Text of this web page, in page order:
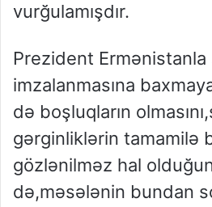
vurğulamışdır.
Prezident Ermənistanla
imzalanmasına
də boşluqların
gərginliklərin tamamilə
gözlənilməz hal
də,məsələnin bundan